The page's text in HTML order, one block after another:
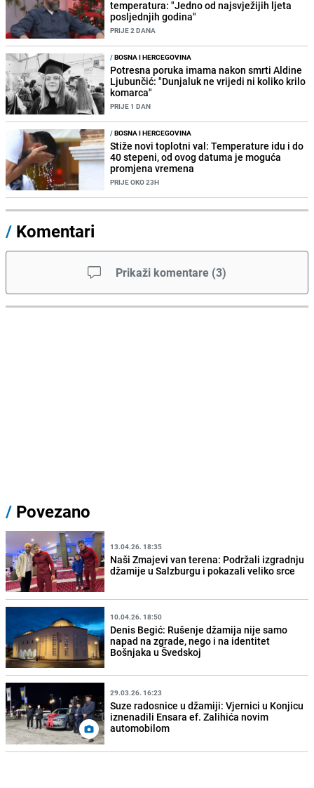
temperatura: "Jedno od najsvježijih ljeta
posljednjih godina"
PRIJE 2 DANA
/BOSNA I HERCEGOVINA
Potresna poruka imama nakon smrti Aldine
Ljubunčić: "Dunjaluk ne vrijedi ni koliko krilo
komarca"
PRIJE 1 DAN
/BOSNA I HERCEGOVINA
Stiže novi toplotni val: Temperature idu i do
40 stepeni, od ovog datuma je moguća
promjena vremena
PRIJE OKO 23H
/ Komentari
Prikaži komentare (3)
/ Povezano
13.04.26. 18:35
Naši Zmajevi van terena: Podržali izgradnju
džamije u Salzburgu i pokazali veliko srce
10.04.26. 18:50
Denis Begić: Rušenje džamija nije samo
napad na zgrade, nego i na identitet
Bošnjaka u Švedskoj
29.03.26. 16:23
Suze radosnice u džamiji: Vjernici u Konjicu
iznenadili Ensara ef. Zalihića novim
automobilom